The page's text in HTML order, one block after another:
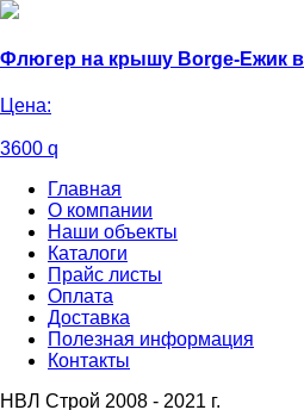
Флюгер на крышу Borge-Ежик
Цена:
3600 q
Главная
О компании
Наши объекты
Каталоги
Прайс листы
Оплата
Доставка
Полезная информация
Контакты
НВЛ Строй 2008 - 2021 г.